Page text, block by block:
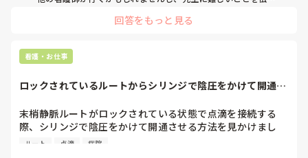
めてor久々に行く利用者さんの時は行く前に看護師に相談した
す。私の教訓です😆
回答をもっと見る
看護・お仕事
ロックされているルートからシリンジで陰圧をかけて開通さ
末梢静脈ルートがロックされている状態で点滴を接続する
際、シリンジで陰圧をかけて開通させる方法を見かけまし
た。しかし、どの程度の陰圧が適切なのかや、正しい手順が
ルート 点滴 病院